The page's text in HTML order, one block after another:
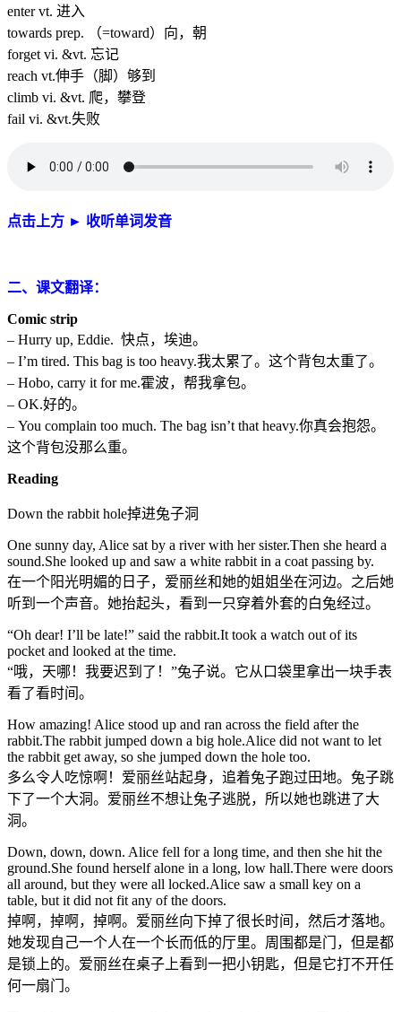
enter vt. 进入
towards prep. （=toward）向，朝
forget vi. &vt. 忘记
reach vt.伸手（脚）够到
climb vi. &vt. 爬，攀登
fail vi. &vt.失败
点击上方 ► 收听单词发音
二、课文翻译：
Comic strip
– Hurry up, Eddie. 快点，埃迪。
– I’m tired. This bag is too heavy.我太累了。这个背包太重了。
– Hobo, carry it for me.霍波，帮我拿包。
– OK.好的。
– You complain too much. The bag isn’t that heavy.你真会抱怨。
这个背包没那么重。
Reading
Down the rabbit hole掉进兔子洞
One sunny day, Alice sat by a river with her sister.Then she heard a
sound.She looked up and saw a white rabbit in a coat passing by.
在一个阳光明媚的日子，爱丽丝和她的姐姐坐在河边。之后她
听到一个声音。她抬起头，看到一只穿着外套的白兔经过。
“Oh dear! I’ll be late!” said the rabbit.It took a watch out of its
pocket and looked at the time.
“哦，天哪！我要迟到了！”兔子说。它从口袋里拿出一块手表
看了看时间。
How amazing! Alice stood up and ran across the field after the
rabbit.The rabbit jumped down a big hole.Alice did not want to let
the rabbit get away, so she jumped down the hole too.
多么令人吃惊啊！爱丽丝站起身，追着兔子跑过田地。兔子跳
下了一个大洞。爱丽丝不想让兔子逃脱，所以她也跳进了大
洞。
Down, down, down. Alice fell for a long time, and then she hit the
ground.She found herself alone in a long, low hall.There were doors
all around, but they were all locked.Alice saw a small key on a
table, but it did not fit any of the doors.
掉啊，掉啊，掉啊。爱丽丝向下掉了很长时间，然后才落地。
她发现自己一个人在一个长而低的厅里。周围都是门，但是都
是锁上的。爱丽丝在桌子上看到一把小钥匙，但是它打不开任
何一扇门。